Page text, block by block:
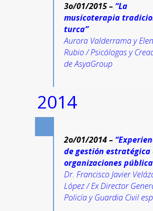
3o/01/2015 – “La
musicoterapia
turca”
Aurora Valderrama y
Rubio / Psicólogas y
de AsyaGroup
2014
2o/01/2014 –
de gestión estratégica
organizaciones
Dr. Francisco Javier
López / Ex Director
Policía y Guardia Civil